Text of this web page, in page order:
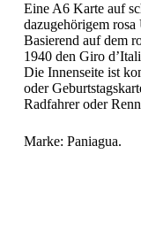
Eine A6 Karte auf
dazugehörigem rosa
Basierend auf dem
1940 den Giro
Die Innenseite ist
oder
Radfahrer oder
Marke: Paniagua.